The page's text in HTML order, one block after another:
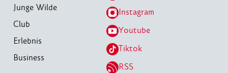
Junge Wilde
Club
Erlebnis
Business
Instagram
Youtube
Tiktok
RSS